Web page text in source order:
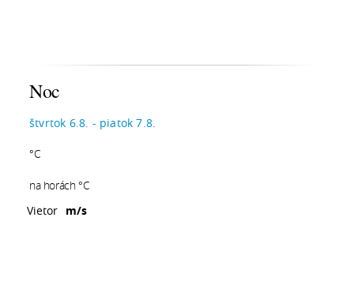
Noc
štvrtok 6.8. - piatok 7.8.
°C
na horách °C
Vietor m/s